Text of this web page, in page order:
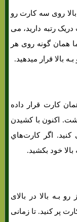
روی سه کارت رو
دریک رتبه دارید، می
همان‌ گونه روی هر
بالا قرار میدهید.
کارت قرار داده
اکنون با کشیدن
اگر کارت‌هاي‌
بالا خود بکشید.
بـه بالا در بالای
پر کنید. تا زمانی